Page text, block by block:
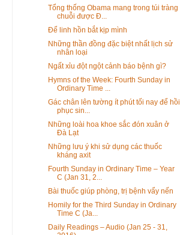
Tổng thống Obama mang trong túi tràng
chuỗi được Đ...
Để linh hồn bắt kịp mình
Những thần đồng đặc biệt nhất lịch sử
nhân loại
Ngất xỉu đột ngột cảnh báo bệnh gì?
Hymns of the Week: Fourth Sunday in
Ordinary Time ...
Gác chân lên tường ít phút tối nay để hồi
phục sin...
Những loài hoa khoe sắc đón xuân ở
Đà Lạt
Những lưu ý khi sử dụng các thuốc
kháng axit
Fourth Sunday in Ordinary Time – Year
C (Jan 31, 2...
Bài thuốc giúp phòng, trị bệnh vẩy nến
Homily for the Third Sunday in Ordinary
Time C (Ja...
Daily Readings – Audio (Jan 25 - 31,